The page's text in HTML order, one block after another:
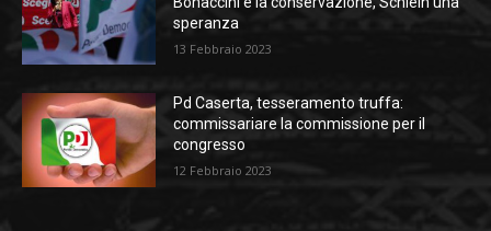
speranza
13 Febbraio 2023
Pd Caserta, tesseramento truffa:
commissariare la commissione per il
congresso
12 Febbraio 2023